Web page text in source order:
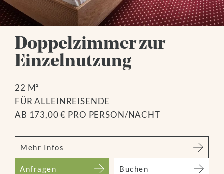
Doppelzimmer zur
Einzelnutzung
22 M²
FÜR ALLEINREISENDE
AB 173,00 € PRO PERSON/NACHT
Mehr Infos
Anfragen Buchen